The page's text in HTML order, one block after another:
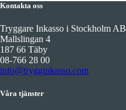
Kontakta oss
Tryggare Inkasso i Stockholm AB
Mallslingan 4
187 66 Täby
08-766 28 00
info@trygginkasso.com
Våra tjänster